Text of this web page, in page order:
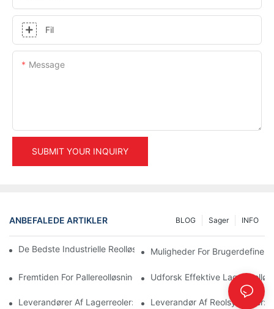
Fil
Message
SUBMIT YOUR INQUIRY
ANBEFALEDE ARTIKLER INFO
Sager
BLOG
De Bedste Industrielle Reolløsninger Til Effektiv Lagerstyring
Muligheder For
Fremtiden For Pallereolløsninger: Trends Og Innovationer
Udforsk Effektive
Leverandører Af Lagerreoler: Hvad Skal Man Kigge Efter
Leverandør Af Reolsystemer: